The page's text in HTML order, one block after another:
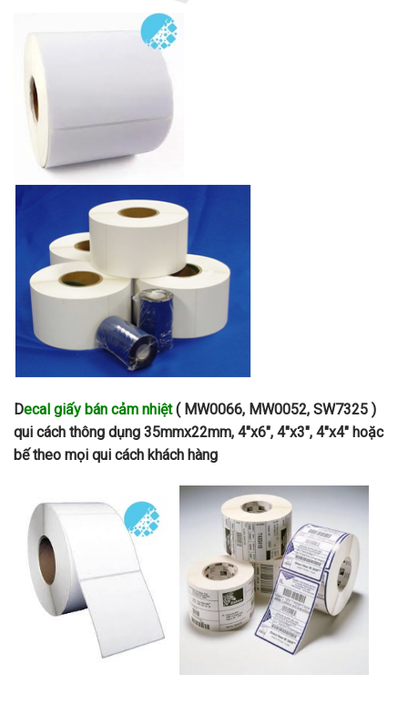
Decal giấy bán cảm nhiệt( MW0066, MW0052, SW7325 )
qui cách thông dụng 35mmx22mm, 4″x6″, 4″x3″, 4″x4″ hoặc
bế theo mọi qui cách khách hàng